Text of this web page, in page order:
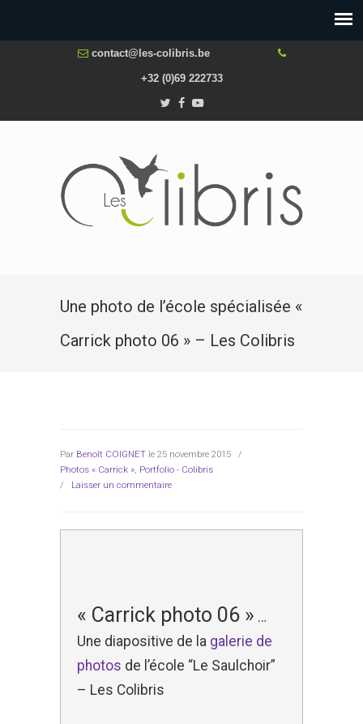
contact@les-colibris.be
+32 (0)69 222733
Une photo de l’école spécialisée «
Carrick photo 06 » – Les Colibris
Par Benoît COIGNET le 25 novembre 2015
/
Photos « Carrick », Portfolio - Colibris
/ Laisser un commentaire
« Carrick photo 06 » …
Une diapositive de la galerie de
photos de l’école “Le Saulchoir”
– Les Colibris